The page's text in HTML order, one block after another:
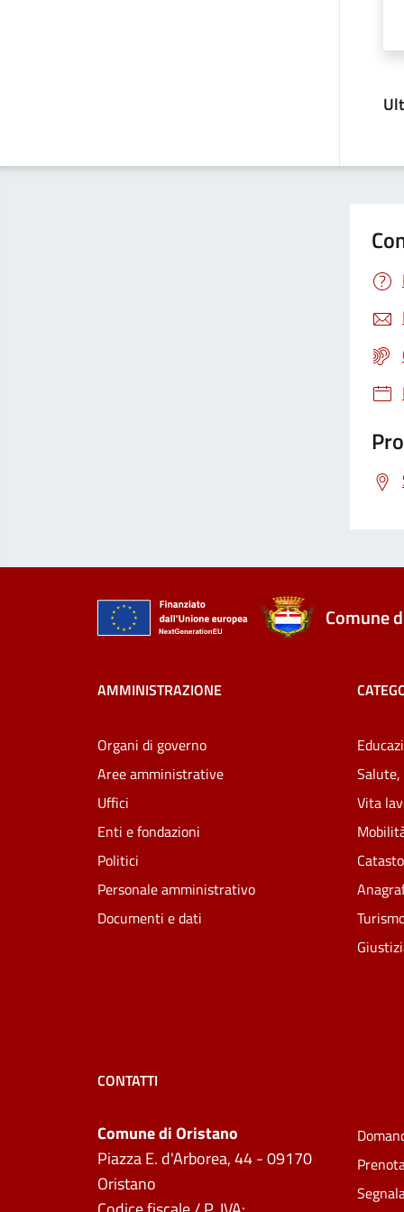
Comune
AMMINISTRAZIONE
Organi di governo
Aree amministrative
Uffici
Enti e fondazioni
Politici
Personale amministrativo
Documenti e dati
Salute,
Vita
CONTATTI
Comune di Oristano
Piazza E. d'Arborea, 44 - 09170
Oristano